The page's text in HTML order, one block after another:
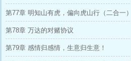
第77章 明知山有虎，偏向虎山行（二合一）
第78章 万达的对赌协议
第79章 感情归感情，生意归生意！